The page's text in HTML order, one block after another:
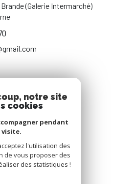
(Galerie Intermarché)
SUIVRE
notre site
cookies
pendant
l'utilisation des
de vous proposer des
des statistiques !